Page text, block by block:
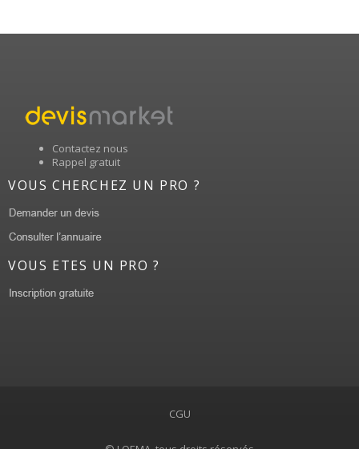
Contactez nous
Rappel gratuit
VOUS CHERCHEZ UN PRO ?
VOUS ETES UN PRO ?
CGU